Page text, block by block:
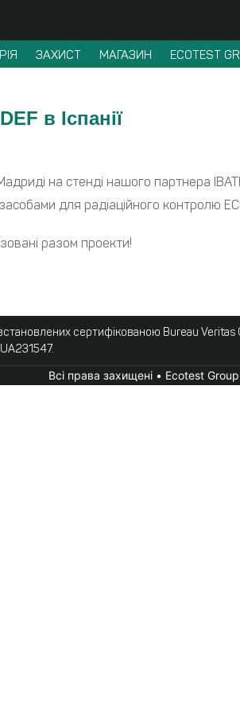
ЗАХИСТ МАГАЗИН ECOTEST
в Іспанії
на стенді нашого партнера
для радіаційного контролю
разом проекти!
сертифікованою Bureau
Всі права захищені • Ecotest